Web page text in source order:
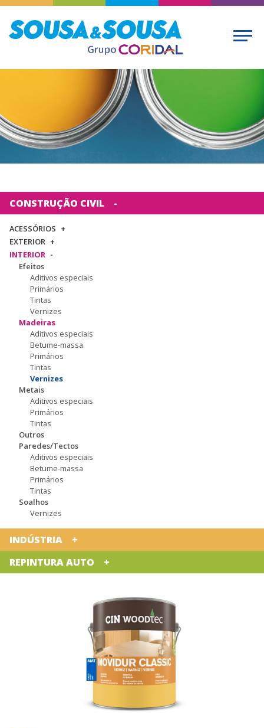
CONSTRUÇÃO CIVIL
ACESSÓRIOS
EXTERIOR
INTERIOR
Efeitos
Aditivos especiais
Primários
Tintas
Vernizes
Madeiras
Aditivos especiais
Betume-massa
Primários
Tintas
Vernizes
Metais
Aditivos especiais
Primários
Tintas
Outros
Paredes/Tectos
Aditivos especiais
Betume-massa
Primários
Tintas
Soalhos
Vernizes
INDÚSTRIA
REPINTURA AUTO